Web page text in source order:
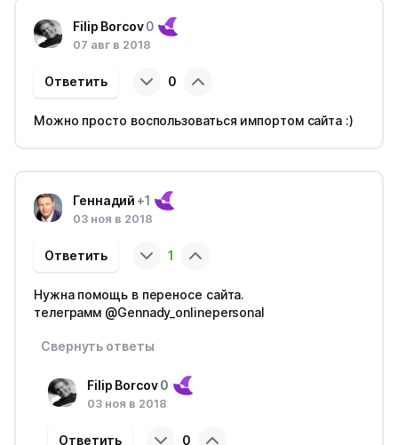
Filip Borcov0
07 авг в 2018
0
Ответить
Можно просто воспользоваться импортом сайта :)
Геннадий +1
03 ноя в 2018
1
Ответить
Нужна помощь в переносе сайта.
телеграмм @Gennady_onlinepersonal
Свернуть ответы
Filip Borcov0
03 ноя в 2018
0
Ответить